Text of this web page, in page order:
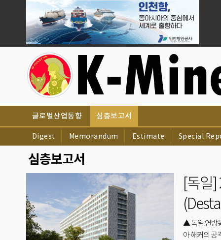
글로벌산업동향 심층보고서
Digest Memorandum Estimate Special
심층보고서
[독일]
대비
▲ 독일 연방
아 해커의 공